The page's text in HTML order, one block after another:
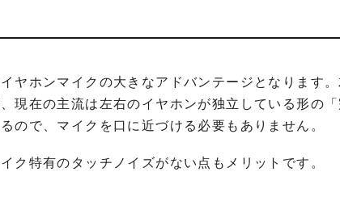
ヤホンマイクの大きなアドバンテージとなります
現在の主流は左右のイヤホンが独立している形の
ので、マイクを口に近づける必要もありません。
ク特有のタッチノイズがない点もメリットです。